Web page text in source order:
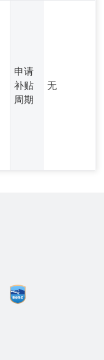
申请
补贴
周期
无